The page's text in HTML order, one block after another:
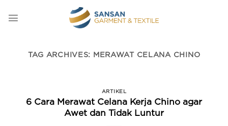
content
TAG ARCHIVES: MERAWAT CELANA CHINO
ARTIKEL
6 Cara Merawat Celana Kerja Chino agar
Awet dan Tidak Luntur